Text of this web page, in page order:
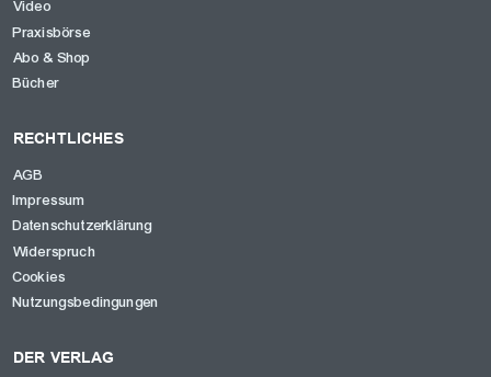
Video
Praxisbörse
Abo & Shop
Bücher
RECHTLICHES
AGB
Impressum
Datenschutzerklärung
Widerspruch
Cookies
Nutzungsbedingungen
DER VERLAG